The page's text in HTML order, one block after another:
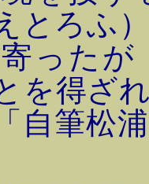
とろふ
ったが
を得ざ
自筆松